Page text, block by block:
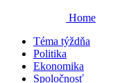
Home
Téma týždňa
Politika
Ekonomika
Spoločnosť